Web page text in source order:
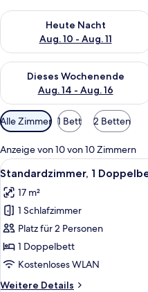
Heute Nacht
Aug. 10 - Aug. 11
Überprüfe die Verfügbarkeit
Dieses Wochenende
Aug. 14 - Aug. 16
Überprüfe die Verfügbarkeit
Verfügbare
Filter
für
Zimmer
Alle Zimmer 1 Bett 2 Betten
Anzeige von 10 von 10 Zimmern
Alle
Fotos
für
Standardzimmer,
1
Doppelbett
anzeigen
8
Standardzimmer, 1
17 m²
1 Schlafzimmer
Platz für 2 Personen
1 Doppelbett
Kostenloses WLAN
Weitere Details
Weitere